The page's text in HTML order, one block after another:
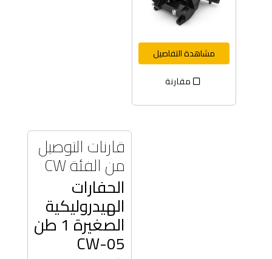
مشاهدة التفاصيل
مقارنة
قارنات التوصيل
من الفئة CW
الحفارات
الهيدروليكية
الصغيرة 1 طن
CW-05